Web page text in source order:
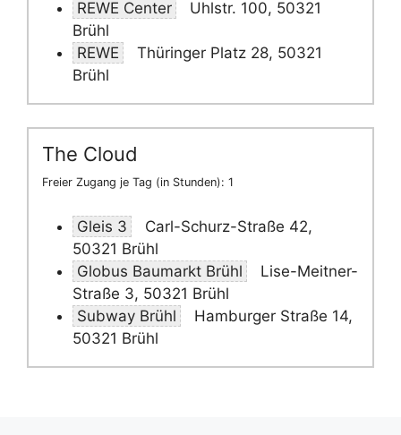
REWE Center
Uhlstr. 100, 50321
Brühl
REWE
Thüringer Platz 28, 50321
Brühl
The Cloud
Freier Zugang je Tag (in Stunden): 1
Gleis 3
Carl-Schurz-Straße 42,
50321 Brühl
Globus Baumarkt Brühl
Lise-Meitner-
Straße 3, 50321 Brühl
Subway Brühl
Hamburger Straße 14,
50321 Brühl